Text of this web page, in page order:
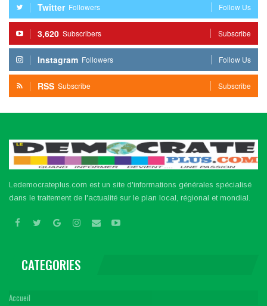
Twitter Followers Follow Us
3,620 Subscribers Subscribe
Instagram Followers Follow Us
RSS Subscribe Subscribe
Ledemocrateplus.com est un site d'informations générales spécialisé
dans le traitement de l'actualité sur le plan local, régional et mondial.
CATEGORIES
Accueil